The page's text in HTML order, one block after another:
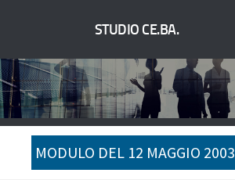
STUDIO CE.BA.
MODULO DEL 12 MAGGIO 2003